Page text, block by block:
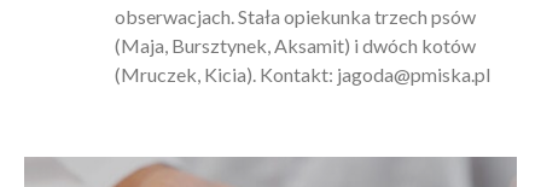
obserwacjach. Stała opiekunka trzech psów
(Maja, Bursztynek, Aksamit) i dwóch kotów
(Mruczek, Kicia). Kontakt: jagoda@pmiska.pl